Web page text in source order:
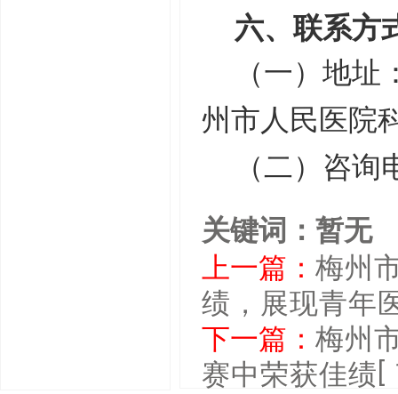
六、联系方
（一）地
州市人民医院
（二）咨询
关键词：暂无
上一篇： 梅州
绩，展现青年
下一篇： 梅州
赛中荣获佳绩[